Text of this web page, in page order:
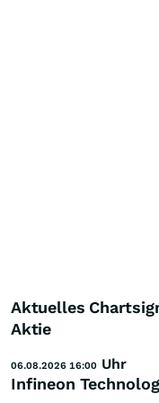
Aktuelles
Aktie
06.08.2026 16:00 Uhr
Infineon